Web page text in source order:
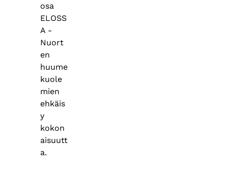
osa
ELOSS
A -
Nuort
en
huume
kuole
mien
ehkäis
y
kokon
aisuutt
a.